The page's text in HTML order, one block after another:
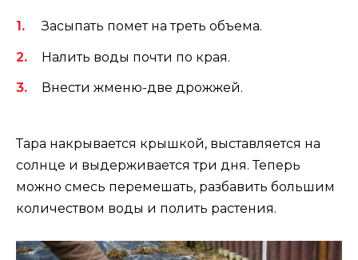
Засыпать помет на треть объема.
Налить воды почти по края.
Внести жменю-две дрожжей.
Тара накрывается крышкой, выставляется на
солнце и выдерживается три дня. Теперь
можно смесь перемешать, разбавить большим
количеством воды и полить растения.